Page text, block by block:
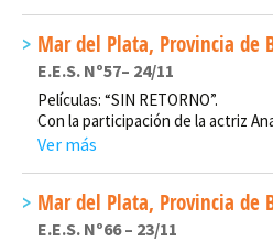
Mar del Plata, Provincia de
E.E.S. Nº57– 24/11
Películas: “SIN RETORNO”.
Con la participación de la actriz
Ver más
Mar del Plata, Provincia de
E.E.S. Nº66 – 23/11